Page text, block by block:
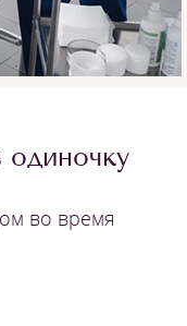
во время